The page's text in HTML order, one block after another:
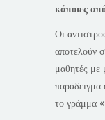
κάποιες
Οι
αποτελούν
μαθητές με
παράδειγμα
το γράμμα